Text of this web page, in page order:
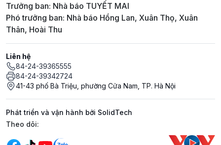
Trưởng ban: Nhà báo TUYẾT MAI
Phó trưởng ban: Nhà báo Hồng Lan, Xuân Thọ, Xuân
Thân, Hoài Thu
Liên hệ
84-24-39365555
84-24-39342724
41-43 phố Bà Triệu, phường Cửa Nam, TP. Hà Nội
Phát triển và vận hành bởi SolidTech
Mạng xã hội
Theo dõi: